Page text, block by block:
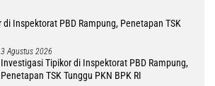
3 Agustus 2026
Investigasi Tipikor di Inspektorat PBD Rampung,
Penetapan TSK Tunggu PKN BPK RI